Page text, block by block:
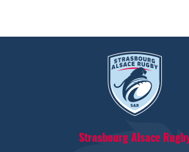
Strasbourg Alsace